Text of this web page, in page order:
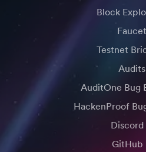
Block
Faucet
Testnet
Audits
AuditOne Bug
HackenProof
Discord
GitHub